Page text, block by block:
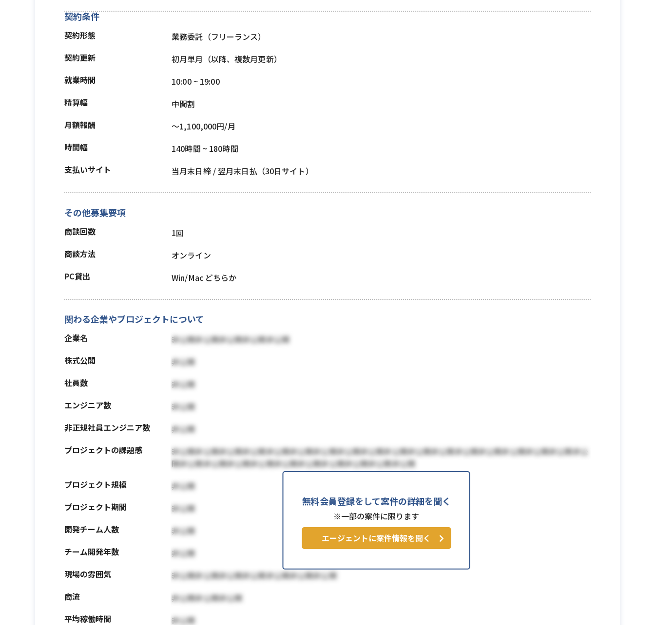
契約条件
契約形態
業務委託（フリーランス）
契約更新
初月単月（以降、複数月更新）
就業時間
10:00 ~ 19:00
精算幅
中間割
月額報酬
〜1,100,000円/月
時間幅
140時間 ~ 180時間
支払いサイト
当月末日締 / 翌月末日払（30日サイト）
その他募集要項
商談回数
1回
商談方法
オンライン
PC貸出
Win/Mac どちらか
無料会員登録をして案件の詳細を聞く
※一部の案件に限ります
エージェントに案件情報を聞く
関わる企業やプロジェクトについて
企業名
非公開非公開非公開非公開非公開
株式公開
非公開
社員数
非公開
エンジニア数
非公開
非正規社員エンジニア数
非公開
プロジェクトの課題感
非公開非公開非公開非公開非公開非公開非公開非公開非公開非公開非公開非公開非公開非公開非公開非公開非公開非公
開非公開非公開非公開非公開非公開非公開非公開非公開非公開非公開
プロジェクト規模
非公開
プロジェクト期間
非公開
開発チーム人数
非公開
チーム開発年数
非公開
現場の雰囲気
非公開非公開非公開非公開非公開非公開非公開
商流
非公開非公開非公開
平均稼働時間
非公開